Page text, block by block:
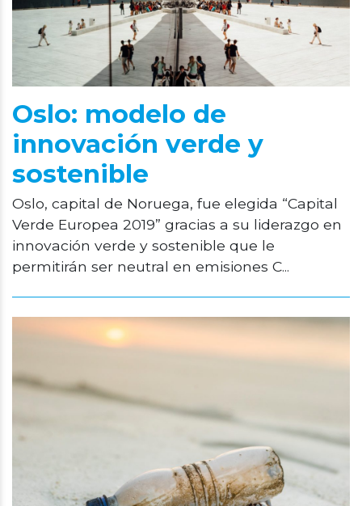
Oslo: modelo de
innovación verde y
sostenible
Oslo, capital de Noruega, fue elegida “Capital
Verde Europea 2019” gracias a su liderazgo en
innovación verde y sostenible que le
permitirán ser neutral en emisiones C...